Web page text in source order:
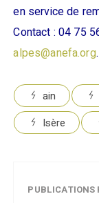
en service de
Contact : 04 75
alpes@anefa.org
ain
Isère
PUBLICATIONS